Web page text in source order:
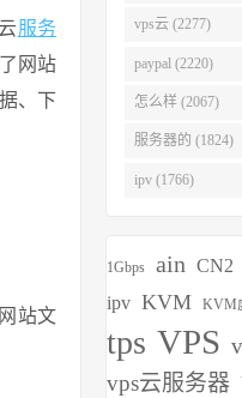
服务
网站
、下
站文
vps云 (2277)
paypal (2220)
怎么样 (2067)
服务器的 (1824)
ipv (1766)
1Gbps ain CN2
ipv KVM KVM
tps VPS
vps云服务器